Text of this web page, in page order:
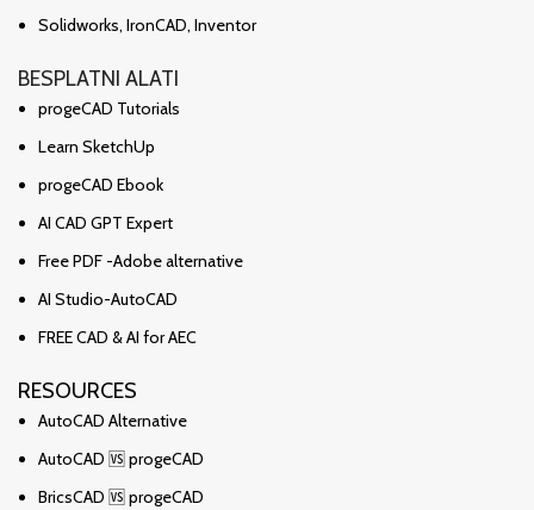
Solidworks, IronCAD, Inventor
BESPLATNI ALATI
progeCAD Tutorials
Learn SketchUp
progeCAD Ebook
AI CAD GPT Expert
Free PDF -Adobe alternative
AI Studio-AutoCAD
FREE CAD & AI for AEC
RESOURCES
AutoCAD Alternative
AutoCAD 🆚 progeCAD
BricsCAD 🆚 progeCAD